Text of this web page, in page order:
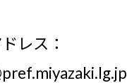
ス：